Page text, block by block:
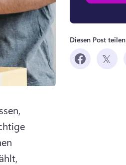
Diesen Post teilen